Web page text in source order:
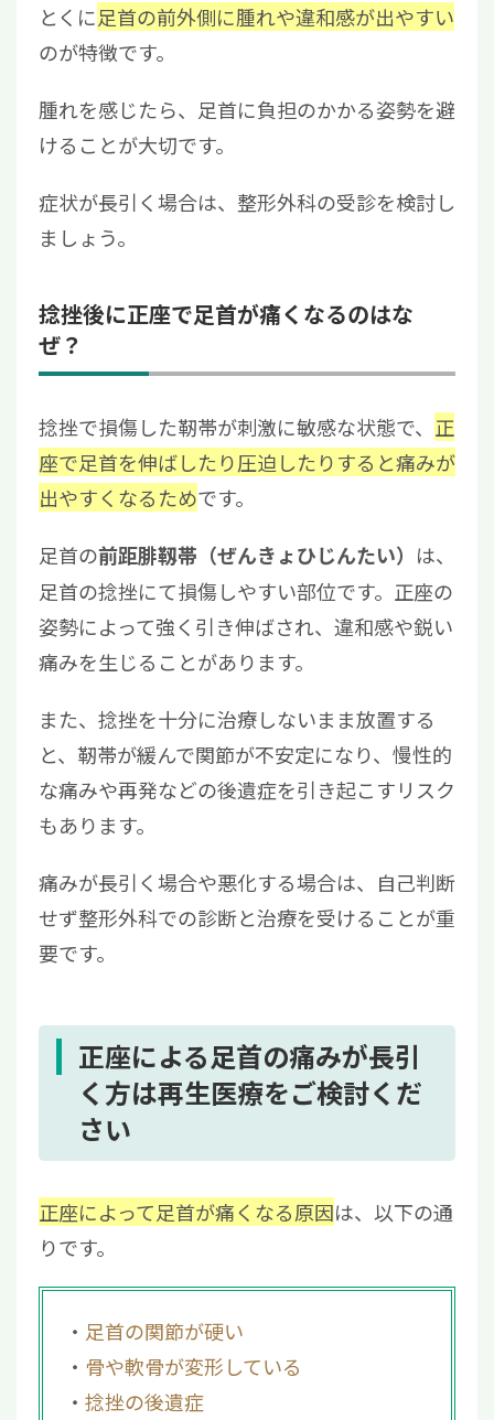
とくに足首の前外側に腫れや違和感が出やすい
のが特徴です。
腫れを感じたら、足首に負担のかかる姿勢を避
けることが大切です。
症状が長引く場合は、整形外科の受診を検討し
ましょう。
捻挫後に正座で足首が痛くなるのはな
ぜ？
捻挫で損傷した靭帯が刺激に敏感な状態で、 正
座で足首を伸ばしたり圧迫したりすると痛みが
出やすくなるためです。
足首の前距腓靱帯（ぜんきょひじんたい） は、
足首の捻挫にて損傷しやすい部位です。正座の
姿勢によって強く引き伸ばされ、違和感や鋭い
痛みを生じることがあります。
また、捻挫を十分に治療しないまま放置する
と、靭帯が緩んで関節が不安定になり、慢性的
な痛みや再発などの後遺症を引き起こすリスク
もあります。
痛みが長引く場合や悪化する場合は、自己判断
せず整形外科での診断と治療を受けることが重
要です。
正座による足首の痛みが長引
く方は再生医療をご検討くだ
さい
正座によって足首が痛くなる原因は、以下の通
りです。
足首の関節が硬い
骨や軟骨が変形している
捻挫の後遺症